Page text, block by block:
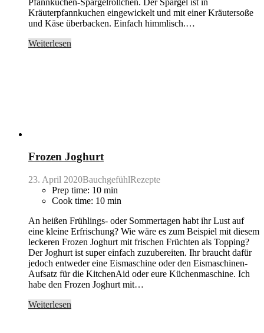
Kräuterpfannkuchen eingewickelt und mit einer Kräutersoße
und Käse überbacken. Einfach himmlisch.…
Weiterlesen
Frozen Joghurt
23. April 2020BauchgefühlRezepte
Prep time: 10 min
Cook time: 10 min
An heißen Frühlings- oder Sommertagen habt ihr Lust auf
eine kleine Erfrischung? Wie wäre es zum Beispiel mit diesem
leckeren Frozen Joghurt mit frischen Früchten als Topping?
Der Joghurt ist super einfach zuzubereiten. Ihr braucht dafür
jedoch entweder eine Eismaschine oder den Eismaschinen-
Aufsatz für die KitchenAid oder eure Küchenmaschine. Ich
habe den Frozen Joghurt mit…
Weiterlesen